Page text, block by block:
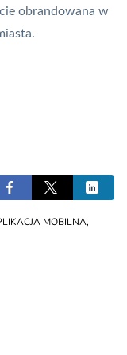
obrandowana w
MOBILNA,